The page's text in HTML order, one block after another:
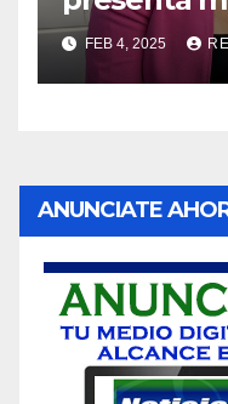
violencia
FEB 4, 2025
ANUNCIATE